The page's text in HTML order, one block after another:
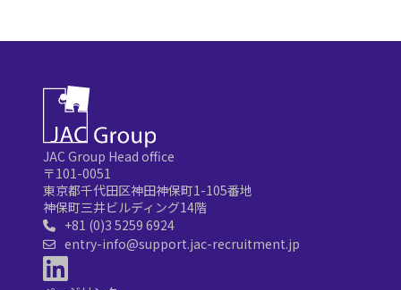
JAC Group Head office
〒101-0051
東京都千代田区神田神保町1-105番地
神保町三井ビルディング14階
+81 (0)3 5259 6924
entry-info@support.jac-recruitment.jp